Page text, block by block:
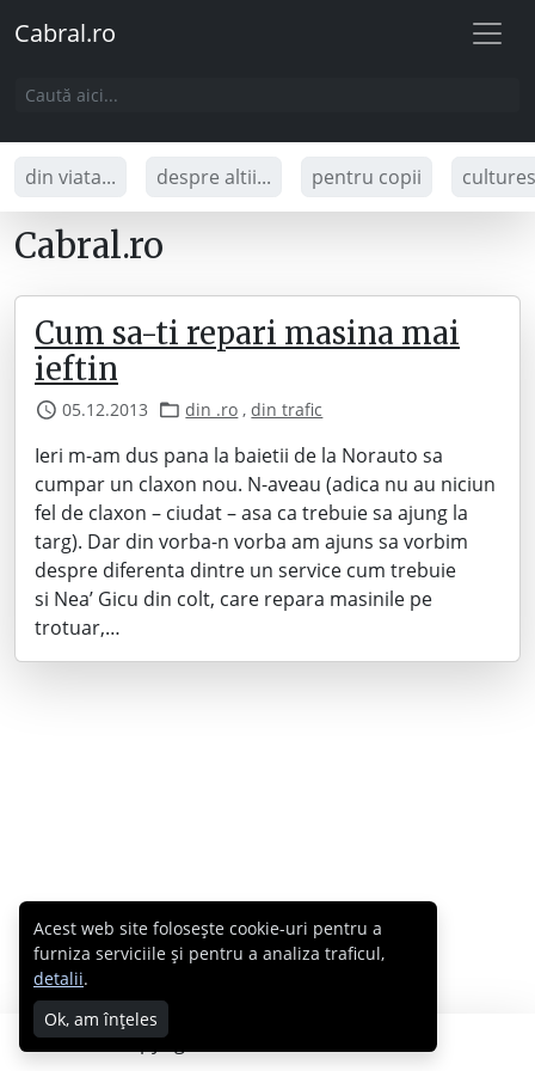
Cabral.ro
din viata... despre altii... pentru copii
Cabral.ro
Cum sa-ti repari masina mai
ieftin
05.12.2013 din .ro ,din trafic
Ieri m-am dus pana la baietii de la Norauto sa
cumpar un claxon nou. N-aveau (adica nu au niciun
fel de claxon – ciudat – asa ca trebuie sa ajung la
targ). Dar din vorba-n vorba am ajuns sa vorbim
despre diferenta dintre un service cum trebuie
si Nea’ Gicu din colt, care repara masinile pe
trotuar,…
Copyright © 2007 - 2026 Cabral.ro
Acest web site folosește cookie-uri pentru a
furniza serviciile și pentru a analiza traficul,
detalii.
Ok, am înțeles